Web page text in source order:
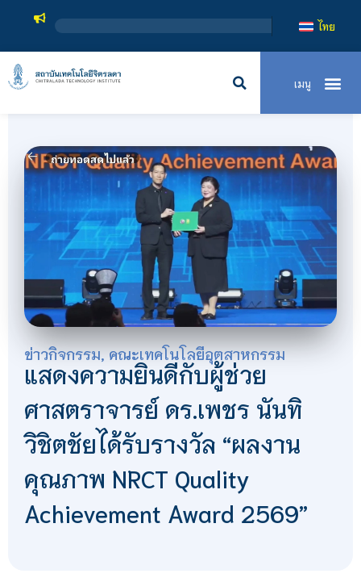
สถาบันเทคโนโลยีจิ
ไทย
ข่าวกิจกรรม คณะเทคโนโลยีอุตสาหกรรม
แสดงความยินดีกับผู้ช่วย
ศาสตราจารย์ ดร.เพชร นันทิ
วิชิตชัยได้รับรางวัล “ผลงาน
คุณภาพ NRCT Quality
Achievement Award 2569”